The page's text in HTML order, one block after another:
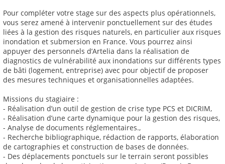
Pour compléter votre stage sur des aspects plus opérationnels,
vous serez amené à intervenir ponctuellement sur des études
liées à la gestion des risques naturels, en particulier aux risques
inondation et submersion en France. Vous pourrez ainsi
appuyer des personnels d’Artelia dans la réalisation de
diagnostics de vulnérabilité aux inondations sur différents types
de bâti (logement, entreprise) avec pour objectif de proposer
des mesures techniques et organisationnelles adaptées.
Missions du stagiaire :
- Réalisation d’un outil de gestion de crise type PCS et DICRIM,
- Réalisation d’une carte dynamique pour la gestion des risques,
- Analyse de documents réglementaires.,
- Recherche bibliographique, rédaction de rapports, élaboration
de cartographies et construction de bases de données.
- Des déplacements ponctuels sur le terrain seront possibles